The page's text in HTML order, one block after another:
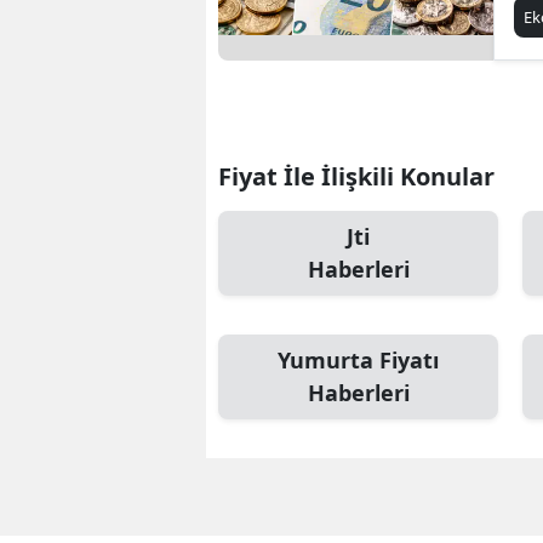
Fiyat İle İlişkili Konular
Jti
Haberleri
Yumurta Fiyatı
Haberleri